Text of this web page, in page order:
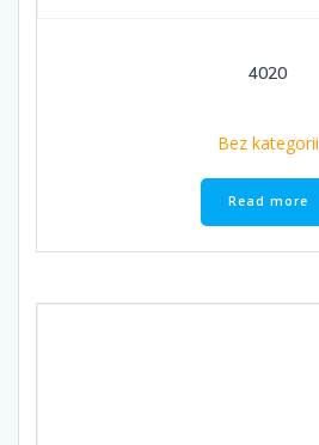
4020
Bez kategorii
Read more